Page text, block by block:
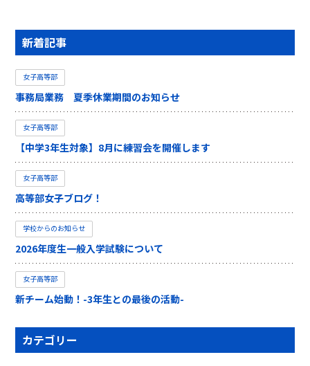
新着記事
女子高等部
事務局業務 夏季休業期間のお知らせ
女子高等部
【中学3年生対象】8月に練習会を開催します
女子高等部
高等部女子ブログ！
学校からのお知らせ
2026年度生一般入学試験について
女子高等部
新チーム始動！-3年生との最後の活動-
カテゴリー